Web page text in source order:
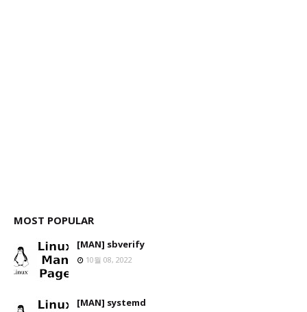
MOST POPULAR
[MAN] sbverify
10월 08, 2022
[MAN] systemd